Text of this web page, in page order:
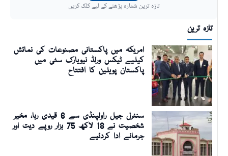
تازہ ترین شمارہ پڑھنے کے لیے کلک کریں
تازہ ترین
امریکہ میں پاکستانی مصنوعات کی نمائش
کیلیے ٹیکس ورلڈ نیویارک سٹی میں
پاکستان پویلین کا افتتاح
سنٹرل جیل راولپنڈی سے 6 قیدی رہا، مخیر
شخصیت نے 18 لاکھ 75 ہزار روپے دیت اور
جرمانے ادا کردئیے